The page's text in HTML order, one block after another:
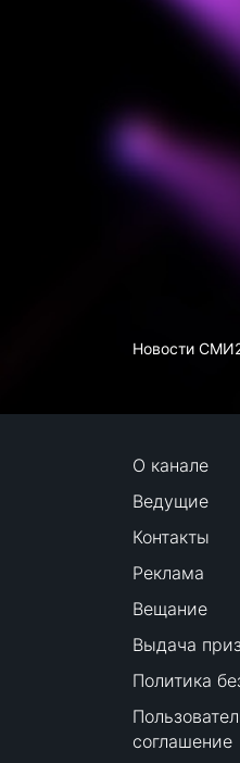
Новости
О канале
Ведущие
Контакты
Реклама
Вещание
Выдача
Политика
соглашение